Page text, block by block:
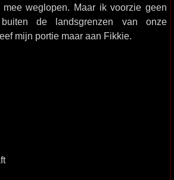
weglopen. Maar ik voorzie geen
de landsgrenzen van onze
mijn portie maar aan Fikkie.